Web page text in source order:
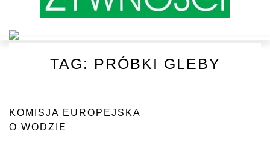
TAG: PRÓBKI GLEBY
KOMISJA EUROPEJSKA
O WODZIE